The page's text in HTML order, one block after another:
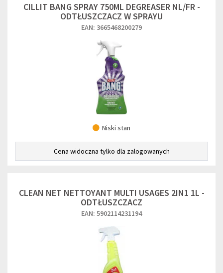
CILLIT BANG SPRAY 750ML DEGREASER NL/FR -
ODTŁUSZCZACZ W SPRAYU
EAN: 3665468200279
Niski stan
Cena widoczna tylko dla zalogowanych
CLEAN NET NETTOYANT MULTI USAGES 2IN1 1L -
ODTŁUSZCZACZ
EAN: 5902114231194